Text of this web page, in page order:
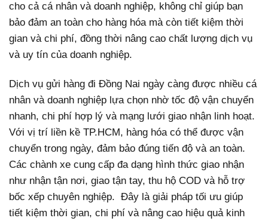
cho cả cá nhân và doanh nghiệp, không chỉ giúp bạn
bảo đảm an toàn cho hàng hóa mà còn tiết kiệm thời
gian và chi phí, đồng thời nâng cao chất lượng dịch vụ
và uy tín của doanh nghiệp.
Dịch vụ gửi hàng đi Đồng Nai ngày càng được nhiều cá
nhân và doanh nghiệp lựa chọn nhờ tốc độ vận chuyển
nhanh, chi phí hợp lý và mạng lưới giao nhận linh hoạt.
Với vị trí liền kề TP.HCM, hàng hóa có thể được vận
chuyển trong ngày, đảm bảo đúng tiến độ và an toàn.
Các chành xe cung cấp đa dạng hình thức giao nhận
như nhận tận nơi, giao tận tay, thu hộ COD và hỗ trợ
bốc xếp chuyên nghiệp. Đây là giải pháp tối ưu giúp
tiết kiệm thời gian, chi phí và nâng cao hiệu quả kinh